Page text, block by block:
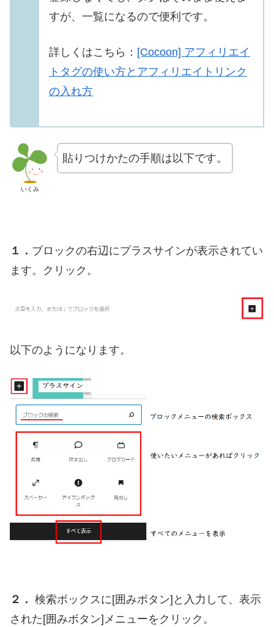
すが、一覧になるので便利です。
詳しくはこちら： [Cocoon] アフィリエイ
トタグの使い方とアフィリエイトリンク
の入れ方
いくみ
貼りつけかたの手順は以下です。
１． ブロックの右辺にプラスサインが表示されてい
ます。クリック。
以下のようになります。
２． 検索ボックスに[囲みボタン]と入力して、表示
された[囲みボタン]メニューをクリック。